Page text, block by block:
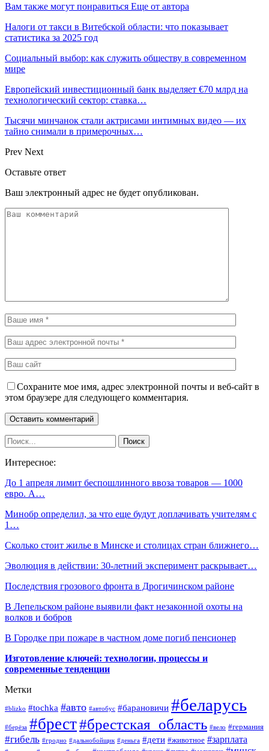
Вам также могут понравиться Еще от автора
Налоги от такси в Витебской области: что показывает
статистика за 2025 год
Социальный выбор: как служить обществу в современном
мире
Европейский инвестиционный банк выделяет €70 млрд на
технологический сектор: ставка…
Тысячи минчанок стали актрисами интимных видео — их
тайно снимали в примерочных…
Prev Next
Оставьте ответ
Ваш электронный адрес не будет опубликован.
Сохраните мое имя, адрес электронной почты и веб-сайт в
этом браузере для следующего комментария.
Интересное:
До 1 апреля лимит беспошлинного ввоза товаров — 1000
евро. А…
Минобр определил, за что еще будут доплачивать учителям с
1…
Сколько стоит жилье в Минске и столицах стран ближнего…
Эволюция в действии: 30-летний эксперимент раскрывает…
Последствия грозового фронта в Дрогичинском районе
В Лепельском районе выявили факт незаконной охоты на
волков и бобров
В Городке при пожаре в частном доме погиб пенсионер
Изготовление ключей: технологии, процессы и
современные тенденции
Метки
#blizko #tochka #авто #автобус #барановичи #беларусь
#берёза #брест#брестская_область #вело #германия
#гибель #гродно #дальнобойщик #деньга #дети #животное #зарплата